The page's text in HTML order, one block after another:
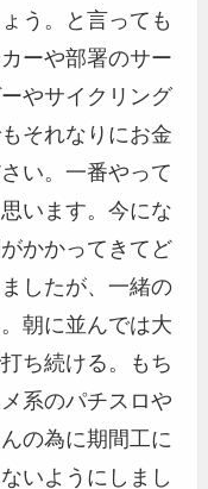
う。と言っても
ーや部署のサー
やサイクリング
それなりにお金
い。一番やって
います。今にな
かかってきてど
したが、一緒の
朝に並んでは大
ち続ける。もち
系のパチスロや
の為に期間工に
いようにしまし